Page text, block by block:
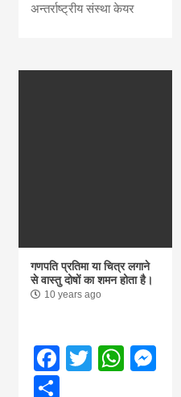
अन्तर्राष्ट्रीय संस्था केयर
गणपति प्रतिमा या चित्र लगाने
से वास्तु दोषों का शमन होता है।
10 years ago
Facebook
Twitter